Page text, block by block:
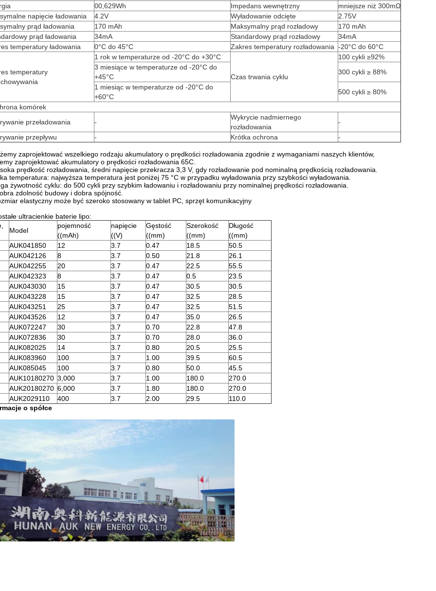
00,629Wh Impedans wewnętrzny
mniejsze niż 300mΩ
napięcie ładowania
4.2V Wyładowanie odcięte
2.75V
prąd ładowania
170 mAh Maksymalny prąd rozładowy
170 mAh
prąd ładowania
34mA Standardowy prąd rozładowy
34mA
temperatury ładowania
0°C do 45°C Zakres temperatury rozładowania -20°C do 60°C
temperatury
1 rok w temperaturze od -20°C do +30°C
Czas trwania cyklu
100 cykli ≥92%
3 miesiące w temperaturze od -20°C do
+45°C
300 cykli ≥ 88%
1 miesiąc w temperaturze od -20°C do
+60°C
500 cykli ≥ 80%
komórek
przeładowania
-
Wykrycie nadmiernego
rozładowania
-
przepływu
- Krótka ochrona -
zaprojektować wszelkiego rodzaju akumulatory o prędkości rozładowania zgodnie z wymaganiami naszych klientów,
zaprojektować akumulatory o prędkości rozładowania 65C.
prędkość rozładowania, średni napięcie przekracza 3,3 V, gdy rozładowanie pod nominalną prędkością rozładowania.
temperatura: najwyższa temperatura jest poniżej 75 °C w przypadku wyładowania przy szybkości wyładowania.
żywotność cyklu: do 500 cykli przy szybkim ładowaniu i rozładowaniu przy nominalnej prędkości rozładowania.
zdolność budowy i dobra spójność.
elastyczny może być szeroko stosowany w tablet PC, sprzęt komunikacyjny
ultracienkie baterie lipo:
Model
pojemność
((mAh)
napięcie
((V)
Gęstość
((mm)
Szerokość
((mm)
Długość
((mm)
AUK041850 12 3.7 0.47 18.5
50.5
AUK042126 8 3.7 0.50 21.8
26.1
AUK042255 20 3.7 0.47 22.5
55.5
AUK042323 8 3.7 0.47 0.5
23.5
AUK043030 15 3.7 0.47 30.5
30.5
AUK043228 15 3.7 0.47 32.5
28.5
AUK043251 25 3.7 0.47 32.5
51.5
AUK043526 12 3.7 0.47 35.0
26.5
AUK072247 30 3.7 0.70 22.8
47.8
AUK072836 30 3.7 0.70 28.0
36.0
AUK082025 14 3.7 0.80 20.5
25.5
AUK083960 100 3.7 1.00 39.5
60.5
AUK085045 100 3.7 0.80 50.0
45.5
AUK10180270 3,000 3.7 1.00 180.0
270.0
AUK20180270 6,000 3.7 1.80 180.0
270.0
AUK2029110 400 3.7 2.00 29.5
110.0
o spółce